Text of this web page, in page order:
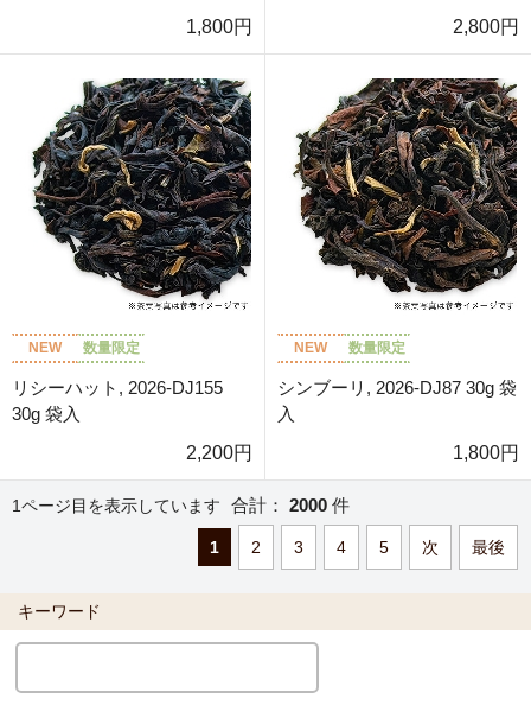
1,800円 2,800円
NEW 数量限定
リシーハット, 2026-DJ155
30g 袋入
2,200円
NEW 数量限定
シンブーリ, 2026-DJ87 30g 袋
入
1,800円
1ページ目を表示しています 合計： 2000 件
1 2 3 4 5 次 最後
キーワード